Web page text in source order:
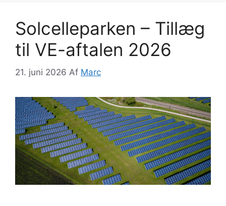
Solcelleparken – Tillæg
til VE-aftalen 2026
21. juni 2026 Af Marc